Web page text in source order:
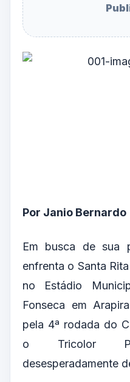
Por Janio Bernardo
Em busca de sua
enfrenta o Santa
no Estádio
Fonseca em
pela 4ª rodada do
o Tricolor
desesperadamente